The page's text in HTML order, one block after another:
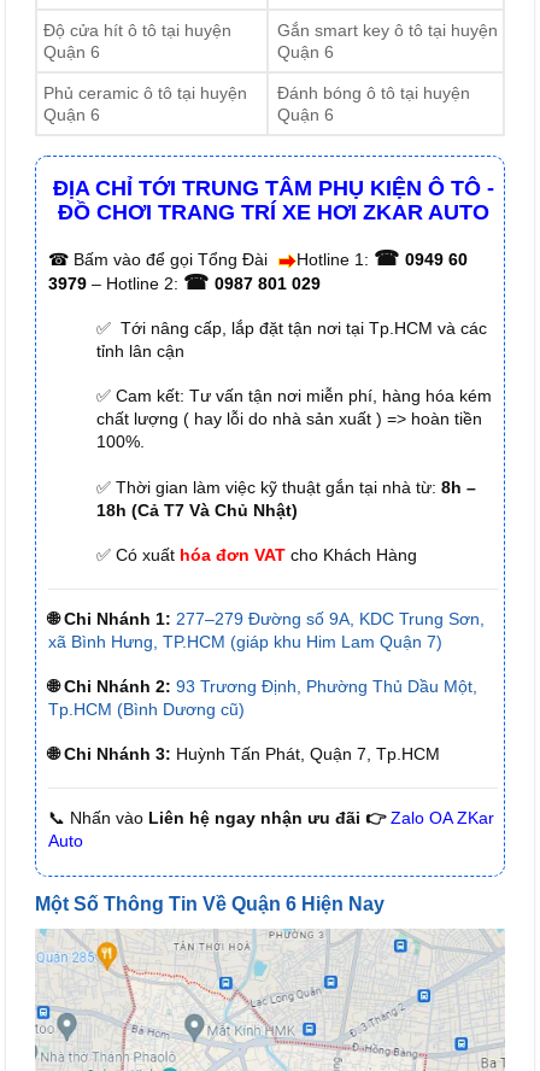
Độ cửa hít ô tô tại huyện
Quận 6
Gắn smart key ô tô tại huyện
Quận 6
Phủ ceramic ô tô tại huyện
Quận 6
Đánh bóng ô tô tại huyện
Quận 6
ĐỊA CHỈ TỚI TRUNG TÂM PHỤ KIỆN Ô TÔ -
ĐỒ CHƠI TRANG TRÍ XE HƠI ZKAR AUTO
☎ Bấm vào để gọi Tổng Đài Hotline 1: ☎ 0949 60
3979 – Hotline 2: ☎ 0987 801 029
✅ Tới nâng cấp, lắp đặt tận nơi tại Tp.HCM và các
tỉnh lân cận
✅ Cam kết: Tư vấn tận nơi miễn phí, hàng hóa kém
chất lượng ( hay lỗi do nhà sản xuất ) => hoàn tiền
100%.
✅ Thời gian làm việc kỹ thuật gắn tại nhà từ: 8h –
18h (Cả T7 Và Chủ Nhật)
✅ Có xuất hóa đơn VAT cho Khách Hàng
🌐 Chi Nhánh 1: 277–279 Đường số 9A, KDC Trung Sơn,
xã Bình Hưng, TP.HCM (giáp khu Him Lam Quận 7)
🌐 Chi Nhánh 2: 93 Trương Định, Phường Thủ Dầu Một,
Tp.HCM (Bình Dương cũ)
🌐 Chi Nhánh 3: Huỳnh Tấn Phát, Quận 7, Tp.HCM
📞 Nhấn vào Liên hệ ngay nhận ưu đãi 👉 Zalo OA ZKar
Auto
Một Số Thông Tin Về Quận 6 Hiện Nay